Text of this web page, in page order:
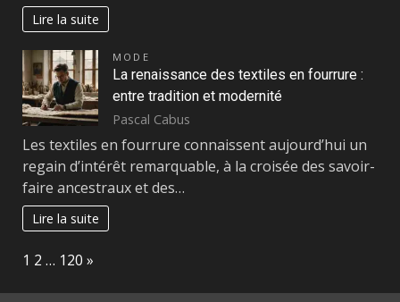
Lire la suite
MODE
La renaissance des textiles en fourrure :
entre tradition et modernité
Pascal Cabus
Les textiles en fourrure connaissent aujourd’hui un
regain d’intérêt remarquable, à la croisée des savoir-
faire ancestraux et des…
Lire la suite
Page:
1 2 … 120 Next
»